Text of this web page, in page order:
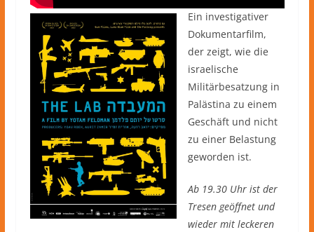
Ein investigativer
Dokumentarfilm,
der zeigt, wie die
israelische
Militärbesatzung in
Palästina zu einem
Geschäft und nicht
zu einer Belastung
geworden ist.
Ab 19.30 Uhr ist der
Tresen geöffnet und
wieder mit leckeren